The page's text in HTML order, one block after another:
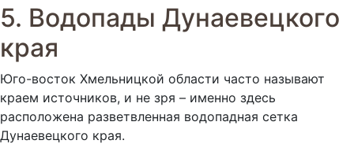
5. Водопады Дунаевецкого
края
Юго-восток Хмельницкой области часто называют
краем источников, и не зря – именно здесь
расположена разветвленная водопадная сетка
Дунаевецкого края.